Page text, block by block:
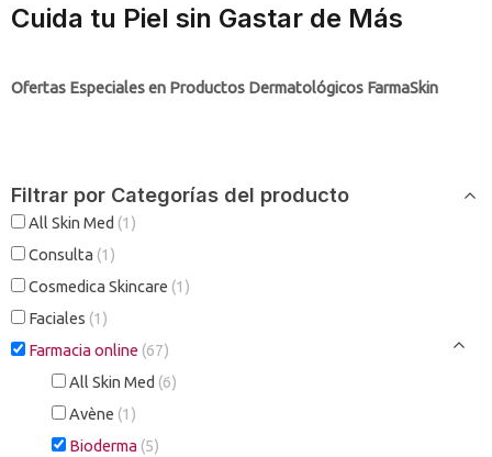
Cuida tu Piel sin Gastar de Más
Ofertas Especiales en Productos Dermatológicos FarmaSkin
Filtrar por Categorías del producto
All Skin Med (1)
Consulta (1)
Cosmedica Skincare (1)
Faciales (1)
Farmacia online (67)
All Skin Med (6)
Avène (1)
Bioderma (5)